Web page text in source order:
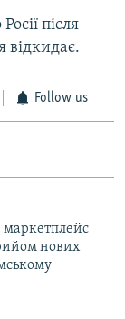
після
відкидає.
Follow us
маркетплейс
нових